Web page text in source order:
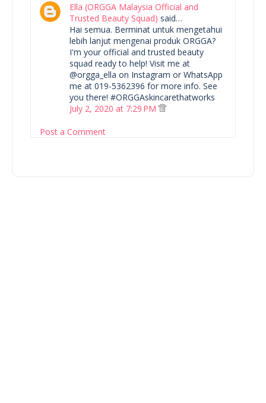
Ella (ORGGA Malaysia Official and
Trusted Beauty Squad) said…
Hai semua. Berminat untuk mengetahui
lebih lanjut mengenai produk ORGGA?
I'm your official and trusted beauty
squad ready to help! Visit me at
@orgga_ella on Instagram or WhatsApp
me at 019-5362396 for more info. See
you there! #ORGGAskincarethatworks
July 2, 2020 at 7:29 PM
Post a Comment